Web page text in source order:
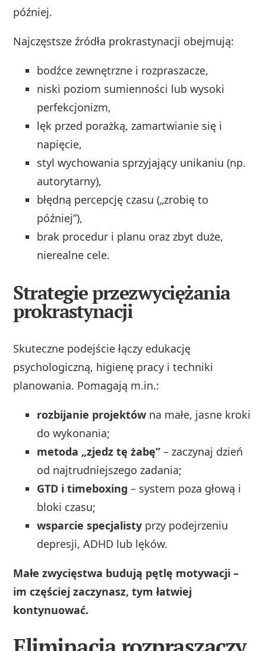
później.
Najczęstsze źródła prokrastynacji obejmują:
bodźce zewnętrzne i rozpraszacze,
niski poziom sumienności lub wysoki
perfekcjonizm,
lęk przed porażką, zamartwianie się i
napięcie,
styl wychowania sprzyjający unikaniu (np.
autorytarny),
błędną percepcję czasu („zrobię to
później”),
brak procedur i planu oraz zbyt duże,
nierealne cele.
Strategie przezwyciężania
prokrastynacji
Skuteczne podejście łączy edukację
psychologiczną, higienę pracy i techniki
planowania. Pomagają m.in.:
rozbijanie projektów na małe, jasne kroki
do wykonania;
metoda „zjedz tę żabę” – zaczynaj dzień
od najtrudniejszego zadania;
GTD i timeboxing – system poza głową i
bloki czasu;
wsparcie specjalisty przy podejrzeniu
depresji, ADHD lub lęków.
Małe zwycięstwa budują pętlę motywacji –
im częściej zaczynasz, tym łatwiej
kontynuować.